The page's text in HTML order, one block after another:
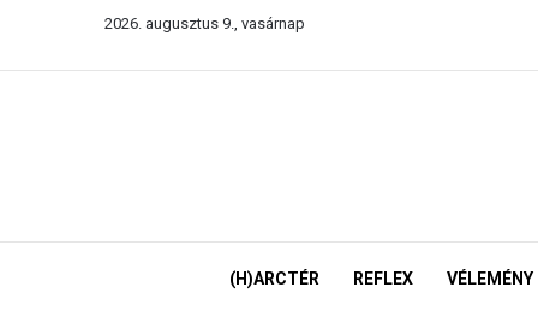
2026. augusztus 9., vasárnap
(H)ARCTÉR REFLEX VÉLEMÉNY